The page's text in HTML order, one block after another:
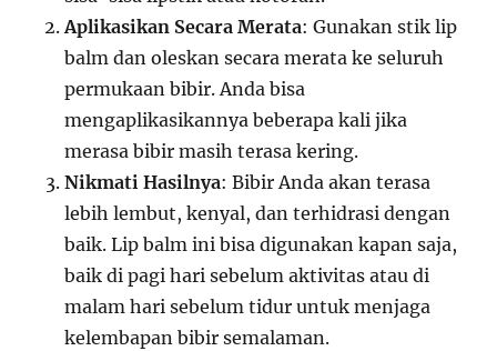
Aplikasikan Secara Merata: Gunakan stik lip
balm dan oleskan secara merata ke seluruh
permukaan bibir. Anda bisa
mengaplikasikannya beberapa kali jika
merasa bibir masih terasa kering.
Nikmati Hasilnya: Bibir Anda akan terasa
lebih lembut, kenyal, dan terhidrasi dengan
baik. Lip balm ini bisa digunakan kapan saja,
baik di pagi hari sebelum aktivitas atau di
malam hari sebelum tidur untuk menjaga
kelembapan bibir semalaman.